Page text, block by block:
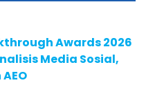
Awards 2026
Media Sosial,